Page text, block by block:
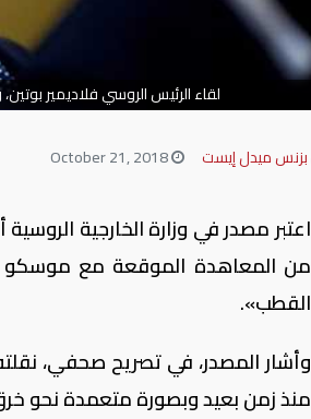
لقاء الرئيس الروسي فلاديمير
بزنس ميدل إيست
اعتبر مصدر في وزارة الخارجية
من المعاهدة الموقعة مع موسكو
القطب».
وأشار المصدر، في تصريح صحفي،
منذ زمن بعيد وبصورة متعمدة نحو